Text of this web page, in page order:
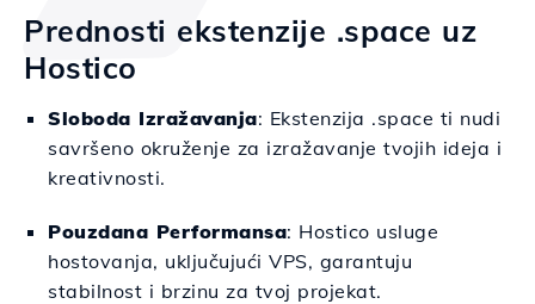
Prednosti ekstenzije .space uz
Hostico
Sloboda Izražavanja: Ekstenzija .space ti nudi
savršeno okruženje za izražavanje tvojih ideja i
kreativnosti.
Pouzdana Performansa: Hostico usluge
hostovanja, uključujući VPS, garantuju
stabilnost i brzinu za tvoj projekat.